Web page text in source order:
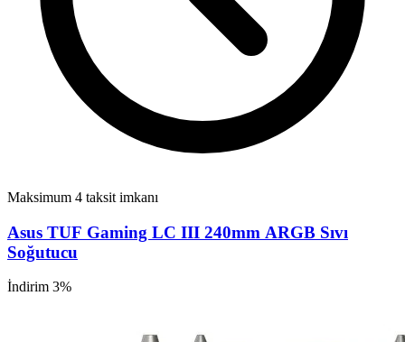
Maksimum 4 taksit imkanı
Asus TUF Gaming LC III 240mm ARGB Sıvı
Soğutucu
İndirim 3%